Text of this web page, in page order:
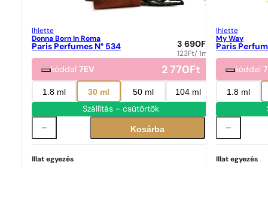
Ihlette
Donna Born In Roma
Paris Perfumes N° 534 3 690 Ft
123Ft/ 1ml
kóddal7EV 2 770 Ft
1.8 ml 30 ml 50 ml 104 ml
Szállítás - csütörtök
Kosárba
Illat egyezés
Ihlette
My Way
Paris
kóddal
1.8 ml
Illat egyezés